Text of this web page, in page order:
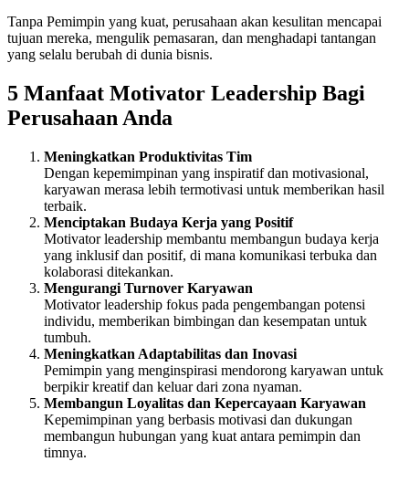
Tanpa Pemimpin yang kuat, perusahaan akan kesulitan mencapai
tujuan mereka, mengulik pemasaran, dan menghadapi tantangan
yang selalu berubah di dunia bisnis.
5 Manfaat Motivator Leadership Bagi
Perusahaan Anda
Meningkatkan Produktivitas Tim
Dengan kepemimpinan yang inspiratif dan motivasional,
karyawan merasa lebih termotivasi untuk memberikan hasil
terbaik.
Menciptakan Budaya Kerja yang Positif
Motivator leadership membantu membangun budaya kerja
yang inklusif dan positif, di mana komunikasi terbuka dan
kolaborasi ditekankan.
Mengurangi Turnover Karyawan
Motivator leadership fokus pada pengembangan potensi
individu, memberikan bimbingan dan kesempatan untuk
tumbuh.
Meningkatkan Adaptabilitas dan Inovasi
Pemimpin yang menginspirasi mendorong karyawan untuk
berpikir kreatif dan keluar dari zona nyaman.
Membangun Loyalitas dan Kepercayaan Karyawan
Kepemimpinan yang berbasis motivasi dan dukungan
membangun hubungan yang kuat antara pemimpin dan
timnya.